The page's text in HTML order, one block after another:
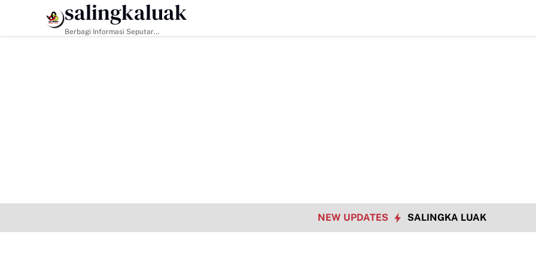
HEADLINE
salingkaluak
Berbagi Informasi Seputar
NEW UPDATES SALINGKA LUAK